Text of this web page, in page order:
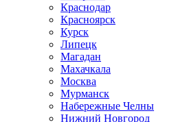
Краснодар
Красноярск
Курск
Липецк
Магадан
Махачкала
Москва
Мурманск
Набережные Челны
Нижний Новгород